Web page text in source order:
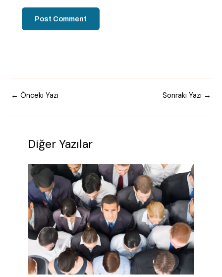
← Önceki Yazı Sonraki Yazı →
Diğer Yazılar